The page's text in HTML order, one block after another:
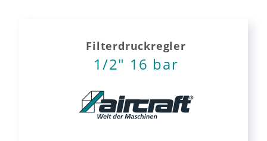
Filterdruckregler
1/2" 16 bar